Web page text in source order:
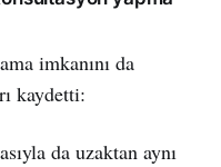
imkanını da
kaydetti:
da uzaktan aynı